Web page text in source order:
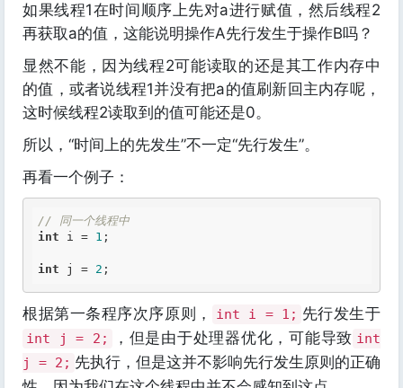
如果线程1在时间顺序上先对a进行赋值，然后线程2
再获取a的值，这能说明操作A先行发生于操作B吗？
显然不能，因为线程2可能读取的还是其工作内存中
的值，或者说线程1并没有把a的值刷新回主内存呢，
这时候线程2读取到的值可能还是0。
所以，“时间上的先发生”不一定“先行发生”。
再看一个例子：
// 同一个线程中
int i = 1 ;
int j = 2
根据第一条程序次序原则， int i = 1; 先行发生于
int j = 2; ，但是由于处理器优化，可能导致 int
j = 2; 先执行，但是这并不影响先行发生原则的正确